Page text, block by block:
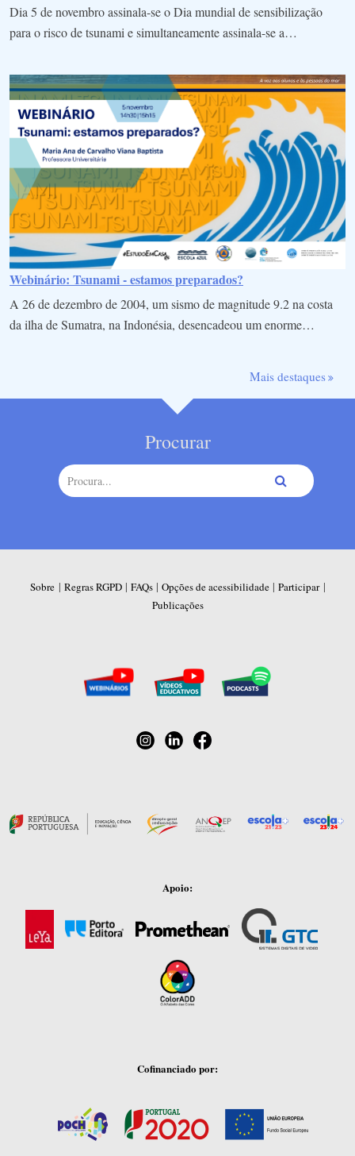
Dia 5 de novembro assinala-se o Dia mundial de sensibilização
para o risco de tsunami e simultaneamente assinala-se a…
Webinário: Tsunami - estamos preparados?
A 26 de dezembro de 2004, um sismo de magnitude 9.2 na costa
da ilha de Sumatra, na Indonésia, desencadeou um enorme…
Mais destaques
Procurar
Sobre | Regras RGPD| FAQs| Opções de acessibilidade| Participar|
Publicações
Apoio:
Cofinanciado por: